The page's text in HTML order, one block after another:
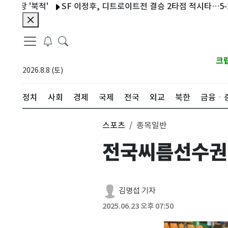
'북적' SF 이정후, 디트로이트전 결승 2타점 적시타…5-2 승리
2026.8.8 (토)
크
정치 사회 경제 국제 전국 외교 북한 금융ㆍ
스포츠 종목일반
전국씨름선수
김명섭 기자
2025.06.23 오후 07:50